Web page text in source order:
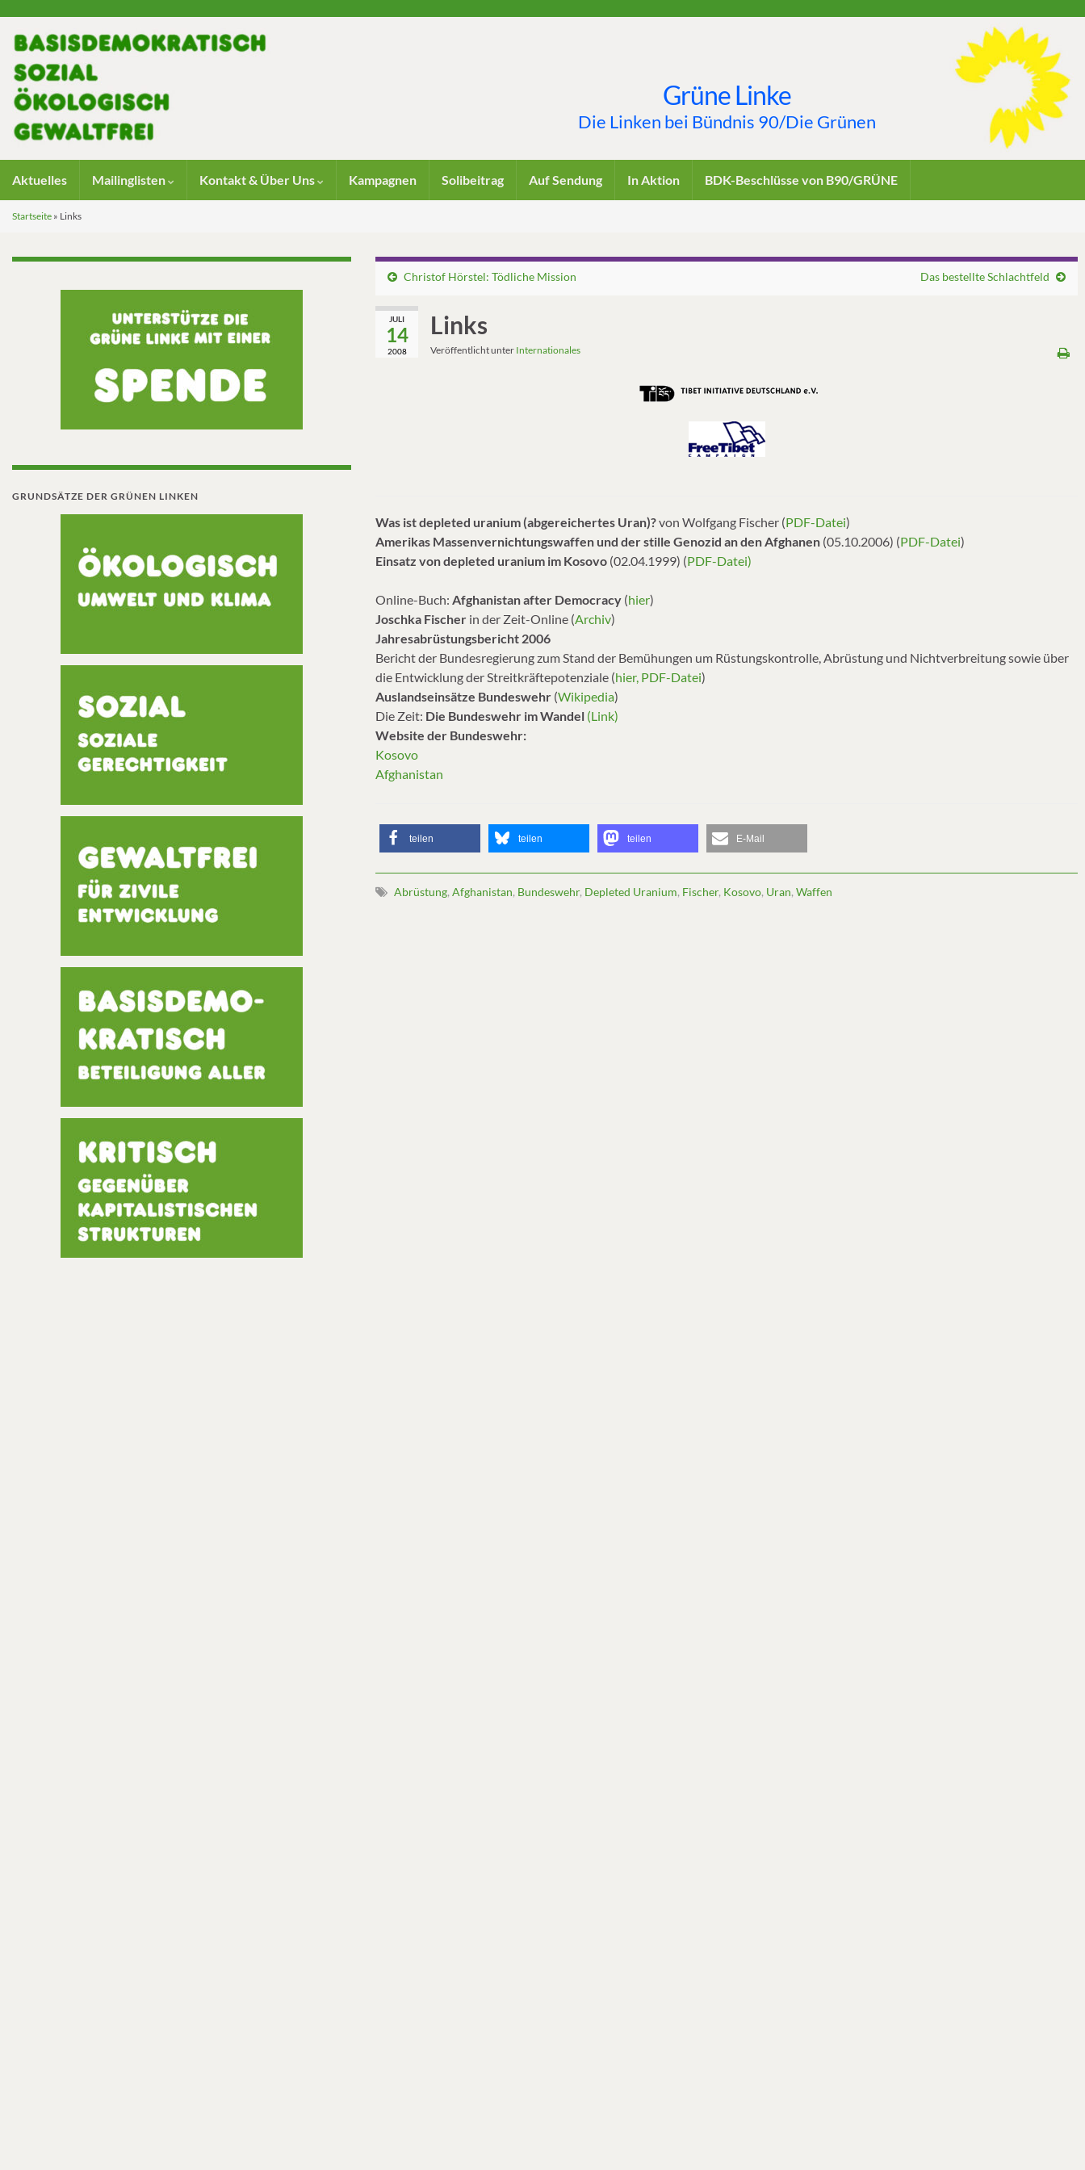
Grüne Linke
Die Linken bei Bündnis 90/Die Grünen
Aktuelles Mailinglisten Kontakt & Über Uns Kampagnen Solibeitrag Auf Sendung In Aktion BDK-Beschlüsse von B90/GRÜNE
Startseite » Links
Christof Hörstel: Tödliche Mission Das bestellte Schlachtfeld
JULI
14
2008
Links
Veröffentlicht unter Internationales
Was ist depleted uranium (abgereichertes Uran)?von Wolfgang Fischer (PDF-Datei)
Amerikas Massenvernichtungswaffen und der stille Genozid an den Afghanen (05.10.2006) (PDF-Datei)
Einsatz von depleted uranium im Kosovo (02.04.1999) (PDF-Datei)
Online-Buch: Afghanistan after Democracy (hier)
Joschka Fischer in der Zeit-Online (Archiv)
Jahresabrüstungsbericht 2006
Bericht der Bundesregierung zum Stand der Bemühungen um Rüstungskontrolle, Abrüstung und Nichtverbreitung sowie über
die Entwicklung der Streitkräftepotenziale (hier, PDF-Datei)
Auslandseinsätze Bundeswehr (Wikipedia)
Die Zeit: Die Bundeswehr im Wandel (Link)
Website der Bundeswehr:
Kosovo
Afghanistan
teilen teilen teilen E-Mail
Abrüstung, Afghanistan, Bundeswehr, Depleted Uranium, Fischer, Kosovo, Uran, Waffen
GRUNDSÄTZE DER GRÜNEN LINKEN